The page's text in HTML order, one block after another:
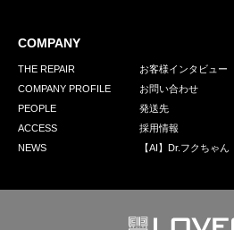
COMPANY
THE REPAIR
COMPANY PROFILE
PEOPLE
ACCESS
NEWS
お客様インタビュー
お問い合わせ
発送先
採用情報
【AI】Dr.フクちゃん